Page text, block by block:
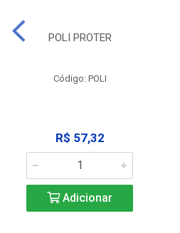
POLI PROTER
Código: POLI
R$ 57,32
Adicionar